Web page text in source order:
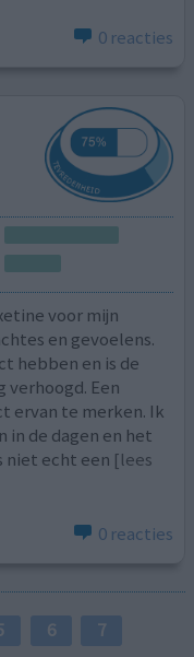
0 reacties
voor mijn
en gevoelens.
hebben en is de
verhoogd. Een
ervan te merken. Ik
in de dagen en het
niet echt een [lees
0 reacties
6 7